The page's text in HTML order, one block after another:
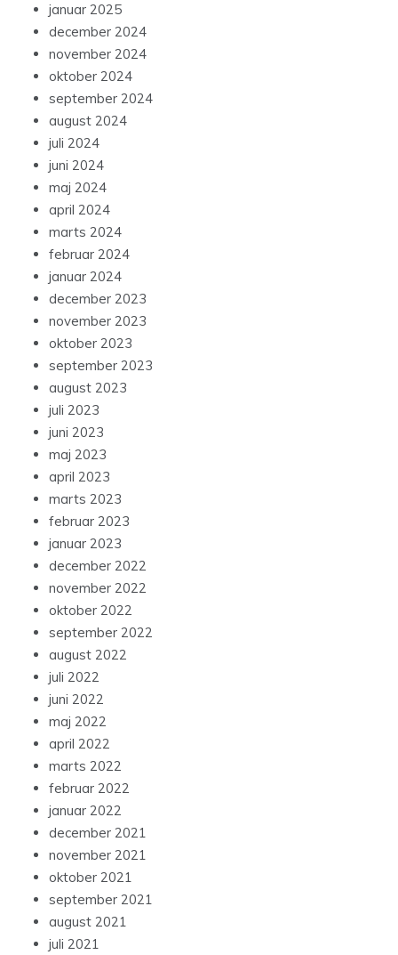
januar 2025
december 2024
november 2024
oktober 2024
september 2024
august 2024
juli 2024
juni 2024
maj 2024
april 2024
marts 2024
februar 2024
januar 2024
december 2023
november 2023
oktober 2023
september 2023
august 2023
juli 2023
juni 2023
maj 2023
april 2023
marts 2023
februar 2023
januar 2023
december 2022
november 2022
oktober 2022
september 2022
august 2022
juli 2022
juni 2022
maj 2022
april 2022
marts 2022
februar 2022
januar 2022
december 2021
november 2021
oktober 2021
september 2021
august 2021
juli 2021